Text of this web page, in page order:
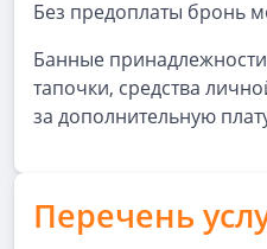
Без предоплаты бронь
Банные
тапочки, средства
за дополнительную
Перечень